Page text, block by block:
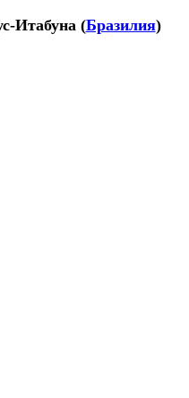
Итабуна(Бразилия)